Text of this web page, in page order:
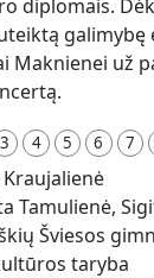
diplomais.
Maknienei už
3 4 5 6 7
Tamulienė,
Šviesos
taryba